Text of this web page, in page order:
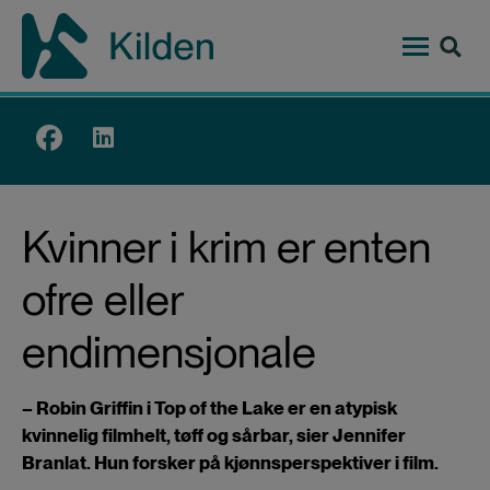
Hopp
hovedinnhold
Top
Kvinner i krim er enten
ofre eller
endimensjonale
– Robin Griffin i Top of the Lake er en atypisk
kvinnelig filmhelt, tøff og sårbar, sier Jennifer
Branlat. Hun forsker på kjønnsperspektiver i film.